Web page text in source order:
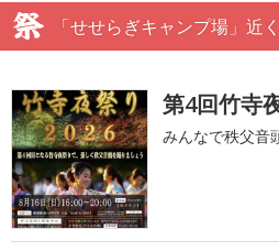
「せせらぎキャンプ場」近
第4回竹寺
みんなで秩父音